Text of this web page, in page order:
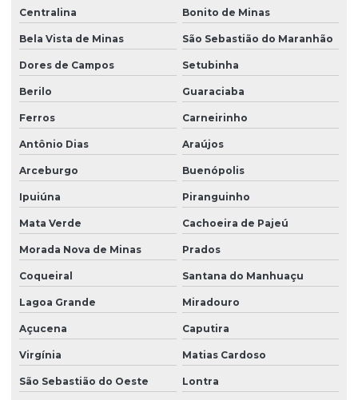
Centralina Bonito de Minas
Bela Vista de Minas São Sebastião do Maranhão
Dores de Campos Setubinha
Berilo Guaraciaba
Ferros Carneirinho
Antônio Dias Araújos
Arceburgo Buenópolis
Ipuiúna Piranguinho
Mata Verde Cachoeira de Pajeú
Morada Nova de Minas Prados
Coqueiral Santana do Manhuaçu
Lagoa Grande Miradouro
Açucena Caputira
Virgínia Matias Cardoso
São Sebastião do Oeste Lontra